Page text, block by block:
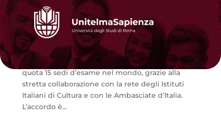
UnitelmaSapienza sempre più globale: a
Chicago la nuova sede d’esame
Home › News Contattaci Iscriviti Utente L’Ateneo
rafforza la sua presenza internazionale e tocca
quota 15 sedi d’esame nel mondo, grazie alla
stretta collaborazione con la rete degli Istituti
Italiani di Cultura e con le Ambasciate d’Italia.
L’accordo è...